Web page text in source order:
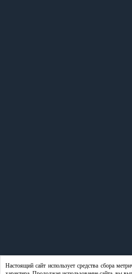
Настоящий сайт использует средства сбора